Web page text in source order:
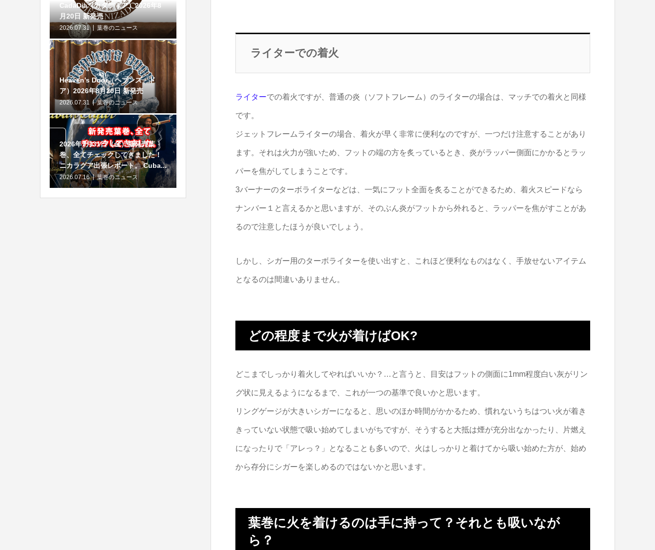
ライターでの着火
ライターでの着火ですが、普通の炎（ソフトフレーム）のライターの場合は、マッチでの着火と同様
です。
ジェットフレームライターの場合、着火が早く非常に便利なのですが、一つだけ注意することがあり
ます。それは火力が強いため、フットの端の方を炙っているとき、炎がラッパー側面にかかるとラッ
パーを焦がしてしまうことです。
3バーナーのターボライターなどは、一気にフット全面を炙ることができるため、着火スピードなら
ナンバー１と言えるかと思いますが、そのぶん炎がフットから外れると、ラッパーを焦がすことがあ
るので注意したほうが良いでしょう。
しかし、シガー用のターボライターを使い出すと、これほど便利なものはなく、手放せないアイテム
となるのは間違いありません。
どの程度まで火が着けばOK?
どこまでしっかり着火してやればいいか？…と言うと、目安はフットの側面に1mm程度白い灰がリン
グ状に見えるようになるまで、これが一つの基準で良いかと思います。
リングゲージが大きいシガーになると、思いのほか時間がかかるため、慣れないうちはつい火が着き
きっていない状態で吸い始めてしまいがちですが、そうすると大抵は煙が充分出なかったり、片燃え
になったりで「アレっ？」となることも多いので、火はしっかりと着けてから吸い始めた方が、始め
から存分にシガーを楽しめるのではないかと思います。
葉巻に火を着けるのは手に持って？それとも吸いなが
ら？
CadaDia（カダディア）2026年8
月20日 新発売
2026.07.31 葉巻のニュース
Heaven’s Door（ヘブンズ・ド
ア）2026年8月20日 新発売
2026.07.31 葉巻のニュース
2026年7月31日（金）新発売葉
巻、全てチェックしてきました！
ニカラグア出張レポート。 Cuba...
2026.07.16 葉巻のニュース